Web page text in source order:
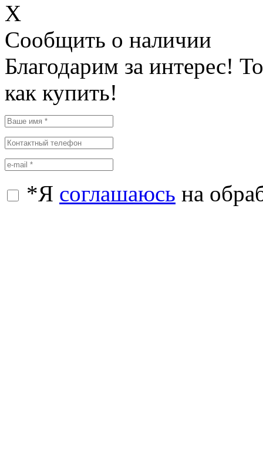
X
Cообщить о наличии
Благодарим за интерес!
как купить!
*Я соглашаюсь на